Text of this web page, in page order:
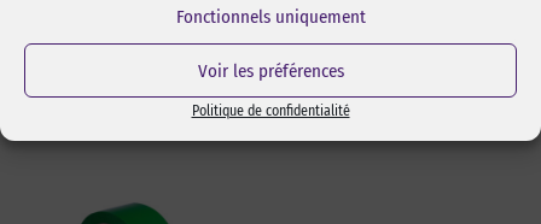
Fonctionnels uniquement
Voir les préférences
Politique de confidentialité
l’assemblage pas collage ou
adhésivage.
Réf Pixcl : ALISPIXSPR005
Réf Pixcl : OLFA175SK4
15,05